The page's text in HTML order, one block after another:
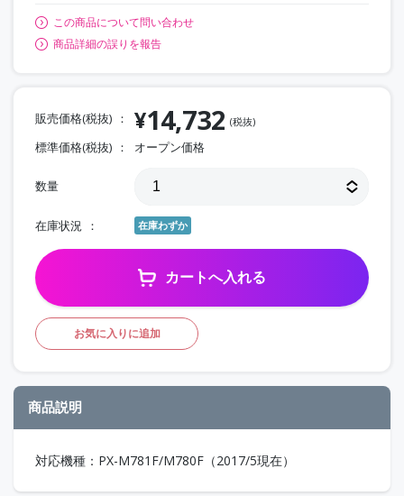
この商品について問い合わせ
商品詳細の誤りを報告
販売価格(税抜) ¥14,732 (税抜)
標準価格(税抜) オープン価格
数量
在庫状況 在庫わずか
カートへ入れる
お気に入りに追加
商品説明
対応機種：PX-M781F/M780F（2017/5現在）